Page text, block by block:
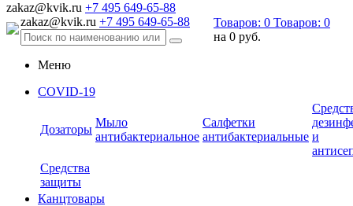
zakaz@kvik.ru +7 495 649-65-88
zakaz@kvik.ru +7 495 649-65-88 Товаров: 0 Товаров: 0
на 0 руб.
Меню
COVID-19
Дозаторы
Мыло
антибактериальное
Салфетки
антибактериальные и
Средства
защиты
Канцтовары